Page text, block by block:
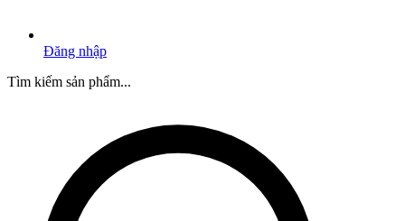
Đăng nhập
Tìm kiếm sản phẩm...